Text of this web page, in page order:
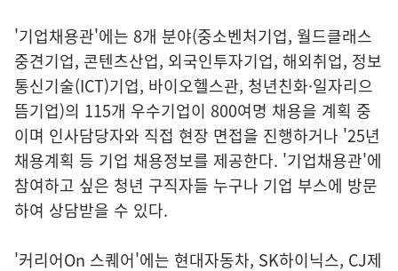
'기업채용관'에는 8개 분야(중소벤처기업, 월드클래스
중견기업, 콘텐츠산업, 외국인투자기업, 해외취업, 정보
통신기술(ICT)기업, 바이오헬스관, 청년친화·일자리으
뜸기업)의 115개 우수기업이 800여명 채용을 계획 중
이며 인사담당자와 직접 현장 면접을 진행하거나 '25년
채용계획 등 기업 채용정보를 제공한다. '기업채용관'에
참여하고 싶은 청년 구직자들 누구나 기업 부스에 방문
하여 상담받을 수 있다.
'커리어On 스퀘어'에는 현대자동차, SK하이닉스, CJ제